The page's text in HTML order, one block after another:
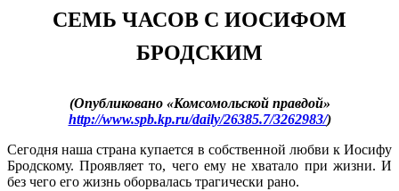
СЕМЬ ЧАСОВ С ИОСИФОМ
БРОДСКИМ
(Опубликовано «Комсомольской правдой»
http://www.spb.kp.ru/daily/26385.7/3262983/)
Сегодня наша страна купается в собственной любви к Иосифу
Бродскому. Проявляет то, чего ему не хватало при жизни. И
без чего его жизнь оборвалась трагически рано.